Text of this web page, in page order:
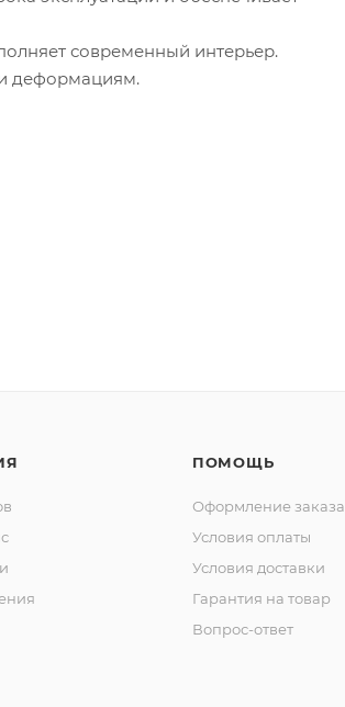
современный интерьер.
деформациям.
ПОМОЩЬ
Оформление заказа
Условия оплаты
Условия доставки
Гарантия на товар
Вопрос-ответ